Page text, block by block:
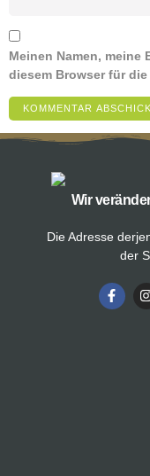
Meinen Namen, meine
diesem Browser für
Wir
Die Adresse
der